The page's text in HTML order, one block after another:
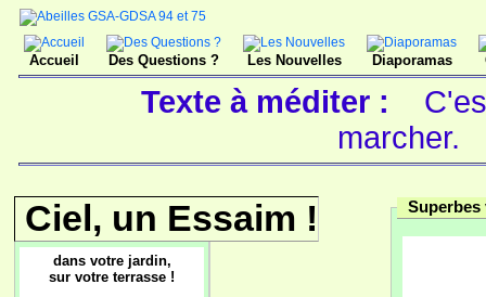
Accueil Des Questions ? Les Nouvelles Diaporamas
Texte à méditer :
marcher.
Ciel, un Essaim !
dans votre jardin,
sur votre terrasse !